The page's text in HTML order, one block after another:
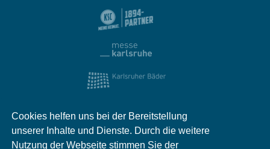
Cookies helfen uns bei der Bereitstellung
unserer Inhalte und Dienste. Durch die weitere
Nutzung der Webseite stimmen Sie der